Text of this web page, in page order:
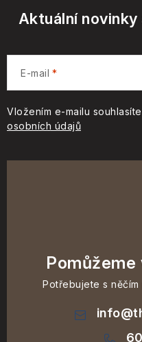
Aktuální novinky
E-mail
Vložením e-mailu
osobních údajů
Pomůžeme
Potřebujete s
info@